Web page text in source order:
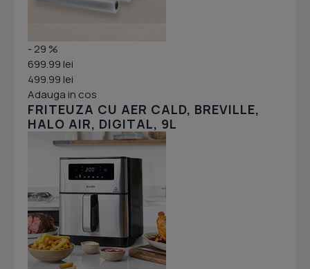
- 29 %
699.99 lei
499.99 lei
Adauga in cos
FRITEUZA CU AER CALD, BREVILLE,
HALO AIR, DIGITAL, 9L